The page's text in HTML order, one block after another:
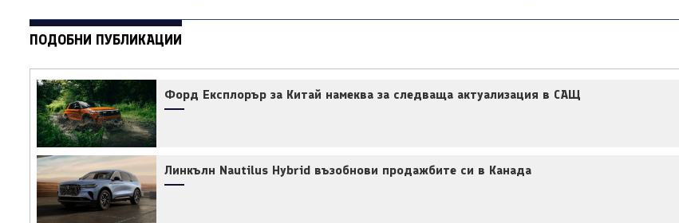
ПОДОБНИ ПУБЛИКАЦИИ
Форд Експлорър за Китай намеква за следваща актуализация в САЩ
Линкълн Nautilus Hybrid възобнови продажбите си в Канада